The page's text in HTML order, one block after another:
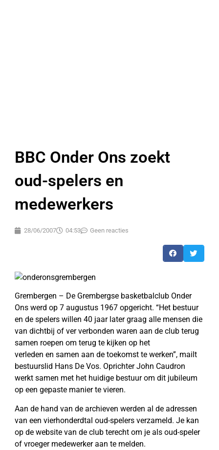
BBC Onder Ons zoekt
oud-spelers en
medewerkers
28/06/2007 04:53 Geen reacties
Grembergen – De Grembergse basketbalclub Onder
Ons werd op 7 augustus 1967 opgericht. “Het bestuur
en de spelers willen 40 jaar later graag alle mensen die
van dichtbij of ver verbonden waren aan de club terug
samen roepen om terug te kijken op het
verleden en samen aan de toekomst te werken”, mailt
bestuurslid Hans De Vos. Oprichter John Caudron
werkt samen met het huidige bestuur om dit jubileum
op een gepaste manier te vieren.
Aan de hand van de archieven werden al de adressen
van een vierhonderdtal oud-spelers verzameld. Je kan
op de website van de club terecht om je als oud-speler
of vroeger medewerker aan te melden.